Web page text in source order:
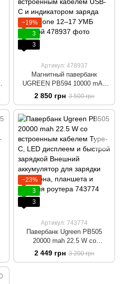
−19%
3
3
Артикул: 478937
Магнитный павербанк
UGREEN PB594 10000 mAh
30W с беспроводной MagSafe
зарядкой, встроенным
кабелем USB-C и
индикатором заряда Для
iPhone 12–17 УМБ Голубой
2 850 грн 3 500 грн
−23%
3
3
Артикул: 743774
Павербанк Ugreen PB505
20000 mah 22.5 W со
встроенным кабелем Type-C,
LED дисплеем и быстрой
2 449 грн 3 200 грн